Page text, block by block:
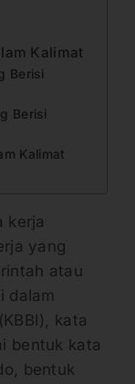
Kalimat
Berisi
Berisi
Kalimat
kerja
yang
atau
dalam
kata
bentuk kata
bentuk